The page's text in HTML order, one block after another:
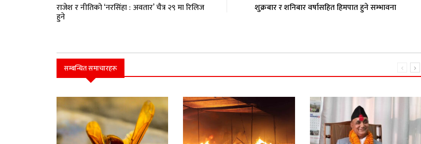
राजेश र नीतिको ‘नरसिंहा : अवतार’ चैत्र २९ मा रिलिज
हुने
शुक्रबार र शनिबार वर्षासहित हिमपात हुने सम्भावना
सम्बन्धित समाचारहरू